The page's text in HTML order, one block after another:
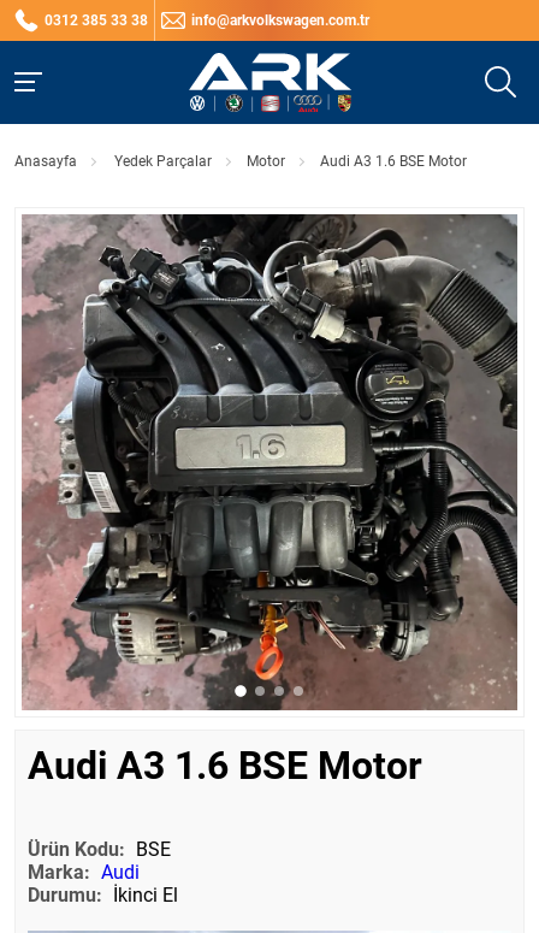
0312 385 33 38 info@arkvolkswagen.com.tr
Anasayfa Yedek Parçalar Motor Audi A3 1.6 BSE Motor
Audi A3 1.6 BSE Motor
Ürün Kodu: BSE
Marka: Audi
Durumu: İkinci El